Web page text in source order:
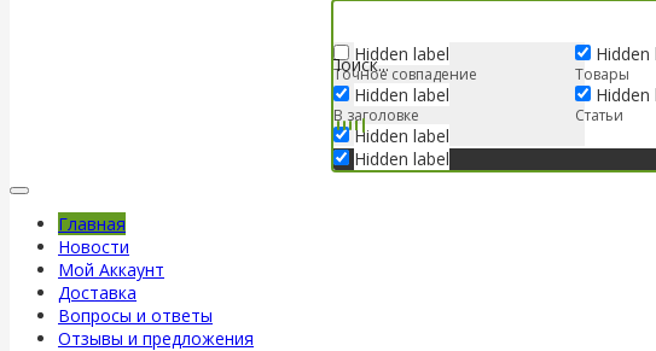
Hidden label
Точное совпадение
Hidden label
В заголовке
Hidden label
Hidden label
Hidden
Товары
Hidden
Статьи
Главная
Новости
Мой Аккаунт
Доставка
Вопросы и ответы
Отзывы и предложения